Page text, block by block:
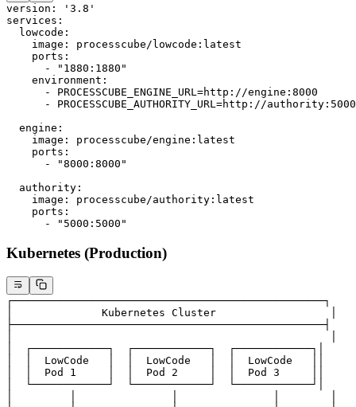
version :
'3.8'
services :
  lowcode
:
    image
: processcube/lowcode:latest
    ports
:
      -
"1880:1880"
    environment
:
      -
PROCESSCUBE_ENGINE_URL=http://engine:8000
      -
PROCESSCUBE_AUTHORITY_URL=http://authority:5000
  engine
:
    image
: processcube/engine:latest
    ports
:
      -
"8000:8000"
  authority
:
    image
: processcube/authority:latest
    ports
:
      -
"5000:5000"
Kubernetes (Production)
┌─────────────────────────────────────────────────┐
│              Kubernetes Cluster                  │
├─────────────────────────────────────────────────┤
│  ┌────────────┐  ┌────────────┐  ┌────────────┐│
│  │  LowCode   │  │  LowCode   │  │  LowCode   ││
│  │  Pod 1     │  │  Pod 2     │  │  Pod 3     ││
│  └────────────┘  └────────────┘  └────────────┘│